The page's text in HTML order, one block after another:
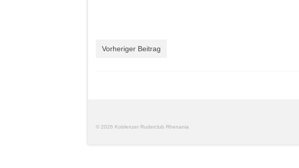
Vorheriger Beitrag
© 2026 Koblenzer Ruderclub Rhenania